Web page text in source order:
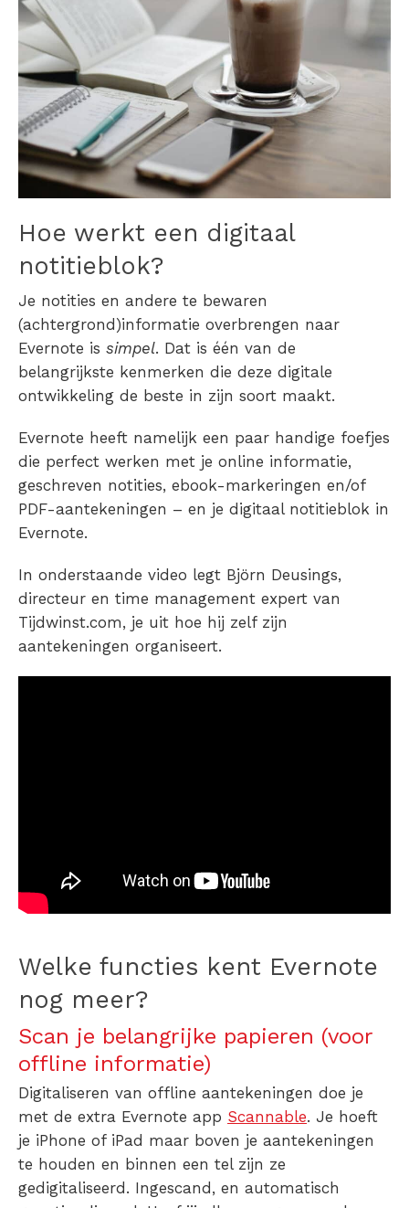
Hoe werkt een digitaal
notitieblok?
Je notities en andere te bewaren
(achtergrond)informatie overbrengen naar
Evernote is simpel. Dat is één van de
belangrijkste kenmerken die deze digitale
ontwikkeling de beste in zijn soort maakt.
Evernote heeft namelijk een paar handige foefjes
die perfect werken met je online informatie,
geschreven notities, ebook-markeringen en/of
PDF-aantekeningen – en je digitaal notitieblok in
Evernote.
In onderstaande video legt Björn Deusings,
directeur en time management expert van
Tijdwinst.com, je uit hoe hij zelf zijn
aantekeningen organiseert.
Welke functies kent Evernote
nog meer?
Scan je belangrijke papieren (voor
offline informatie)
Digitaliseren van offline aantekeningen doe je
met de extra Evernote app Scannable. Je hoeft
je iPhone of iPad maar boven je aantekeningen
te houden en binnen een tel zijn ze
gedigitaliseerd. Ingescand, en automatisch